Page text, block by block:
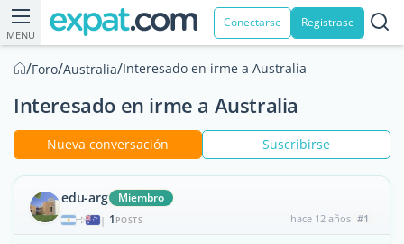
MENU
Conectarse Registrase
/Foro/Australia/Interesado en irme a Australia
Interesado en irme a Australia
Nueva conversación Suscribirse
edu-arg Miembro
| 1 POSTS hace 12 años #1